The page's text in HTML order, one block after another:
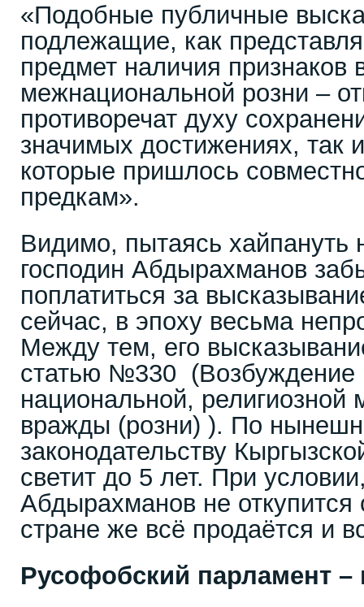
«Подобные публичные
подлежащие, как
предмет наличия признаков
межнациональной розни –
противоречат духу
значимых достижениях, так
которые пришлось
предкам».
Видимо, пытаясь хайпануть
господин Абдырахманов
поплатиться за
сейчас, в эпоху весьма
Между тем, его
статью №330 (Возбуждение
национальной, религиозной
вражды (розни) ). По
законодательству
светит до 5 лет. При
Абдырахманов не откупится
стране же всё продаётся и
Русофобский парламент –